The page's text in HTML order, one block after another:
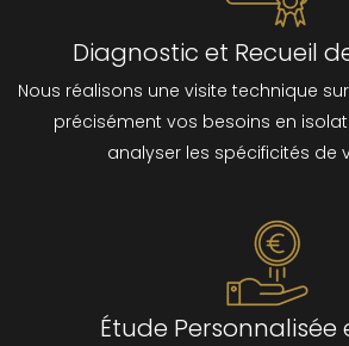
Diagnostic et Recueil
Nous réalisons une visite technique
précisément vos besoins en
analyser les spécificités de
Étude Personnalisée